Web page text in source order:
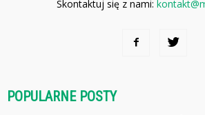
Skontaktuj się z nami:
POPULARNE POSTY